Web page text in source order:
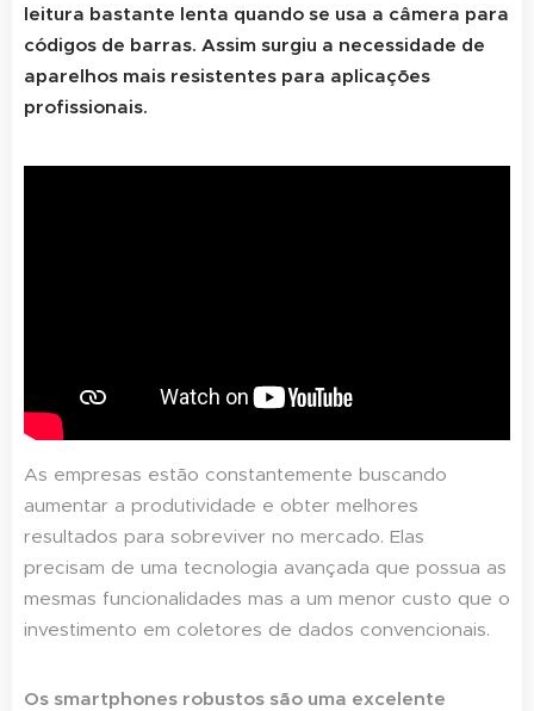
leitura bastante lenta quando se usa a câmera para
códigos de barras. Assim surgiu a necessidade de
aparelhos mais resistentes para aplicações
profissionais.
As empresas estão constantemente buscando
aumentar a produtividade e obter melhores
resultados para sobreviver no mercado. Elas
precisam de uma tecnologia avançada que possua as
mesmas funcionalidades mas a um menor custo que o
investimento em coletores de dados convencionais.
Os smartphones robustos são uma excelente